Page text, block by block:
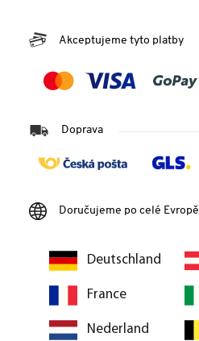
Akceptujeme tyto platby
Doprava
Doručujeme po celé Evropě
Deutschland
France
Nederland